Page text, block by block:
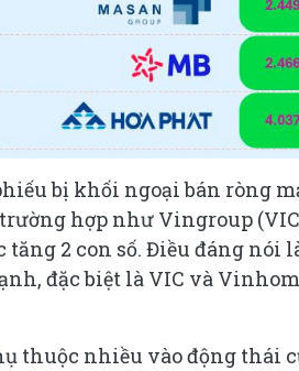
bị khối ngoại bán ròng
hợp như Vingroup
2 con số. Điều đáng nói
đặc biệt là VIC và
thuộc nhiều vào động thái